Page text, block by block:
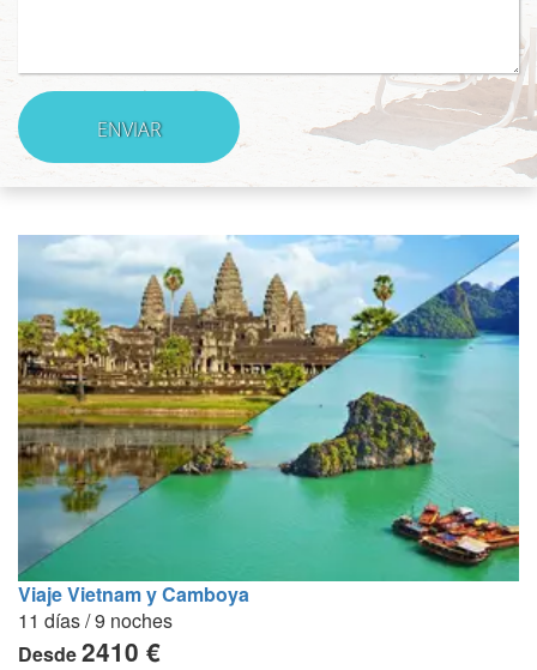
Viaje Vietnam y Camboya
11 días / 9 noches
Desde2410 €